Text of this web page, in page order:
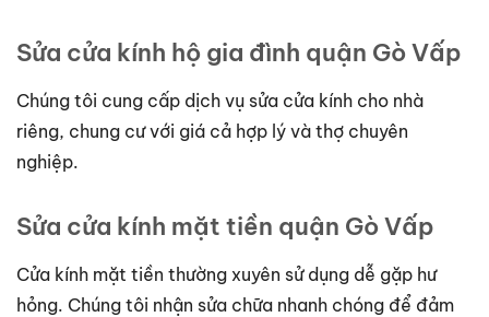
Sửa cửa kính hộ gia đình quận Gò Vấp
Chúng tôi cung cấp dịch vụ sửa cửa kính cho nhà
riêng, chung cư với giá cả hợp lý và thợ chuyên
nghiệp.
Sửa cửa kính mặt tiền quận Gò Vấp
Cửa kính mặt tiền thường xuyên sử dụng dễ gặp hư
hỏng. Chúng tôi nhận sửa chữa nhanh chóng để đảm